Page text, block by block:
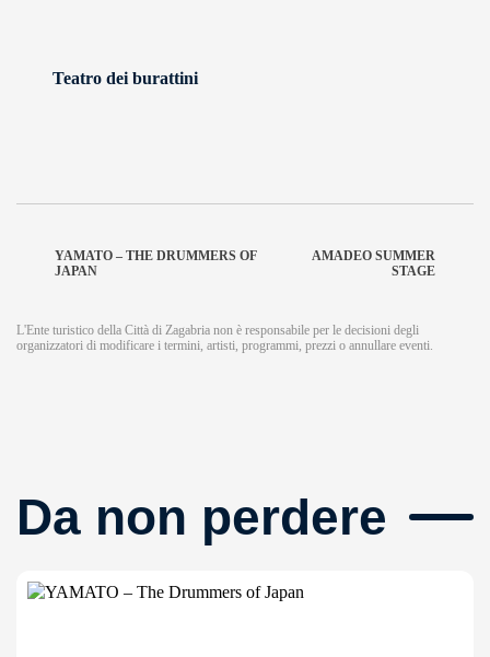
Teatro dei burattini
YAMATO – THE DRUMMERS OF
JAPAN
AMADEO SUMMER
STAGE
L'Ente turistico della Città di Zagabria non è responsabile per le decisioni degli
organizzatori di modificare i termini, artisti, programmi, prezzi o annullare eventi.
Da non perdere